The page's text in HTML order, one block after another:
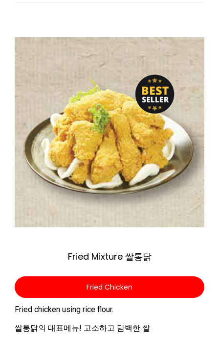
Fried Mixture 쌀통닭
Fried Chicken
Fried chicken using rice flour.
쌀통닭의 대표메뉴! 고소하고 담백한 쌀